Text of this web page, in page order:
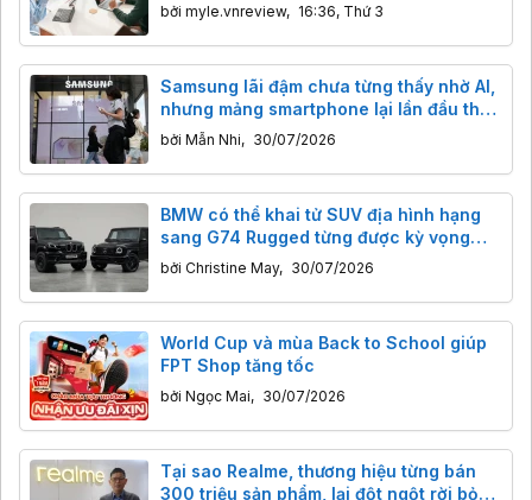
bởi myle.vnreview, 16:36, Thứ 3
Samsung lãi đậm chưa từng thấy nhờ AI,
nhưng mảng smartphone lại lần đầu thua
lỗ
bởi Mẫn Nhi, 30/07/2026
BMW có thể khai tử SUV địa hình hạng
sang G74 Rugged từng được kỳ vọng
đấu G-Class
bởi Christine May, 30/07/2026
World Cup và mùa Back to School giúp
FPT Shop tăng tốc
bởi Ngọc Mai, 30/07/2026
Tại sao Realme, thương hiệu từng bán
300 triệu sản phẩm, lại đột ngột rời bỏ